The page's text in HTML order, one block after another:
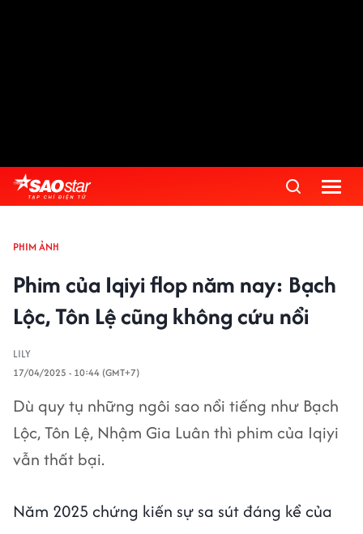
PHIM ẢNH
Phim của Iqiyi flop năm nay: Bạch
Lộc, Tôn Lệ cũng không cứu nổi
LILY
17/04/2025 - 10:44 (GMT+7)
Dù quy tụ những ngôi sao nổi tiếng như Bạch
Lộc, Tôn Lệ, Nhậm Gia Luân thì phim của Iqiyi
vẫn thất bại.
Năm 2025 chứng kiến sự sa sút đáng kể của